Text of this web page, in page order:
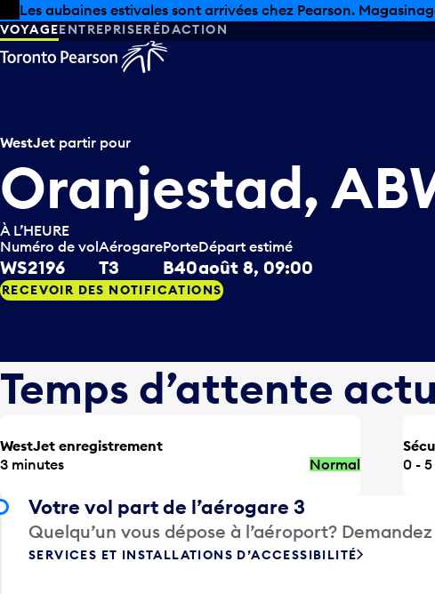
Skip to offers
Passer au contenu principal
Les aubaines estivales sont arrivées chez Pearson.
VOYAGEENTREPRISERÉDACTION
WestJet partir pour
Oranjestad,
À L’HEURE
Numéro de vol
WS2196
Aérogare
T3
Porte
B40
Départ estimé
août 8, 09:00
RECEVOIR DES NOTIFICATIONS
Temps d’attente
WestJet enregistrement
3 minutes
Normal
0 -
Votre vol part de l’aérogare 3
Quelqu’un vous dépose à l’aéroport?
SERVICES ET INSTALLATIONS D’ACCESSIBILITÉ